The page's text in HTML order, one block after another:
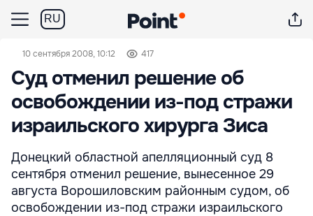
RU
10 сентября 2008, 10:12 417
Суд отменил решение об
освобождении из-под стражи
израильского хирурга Зиса
Донецкий областной апелляционный суд 8
сентября отменил решение, вынесенное 29
августа Ворошиловским районным судом, об
освобождении из-под стражи израильского